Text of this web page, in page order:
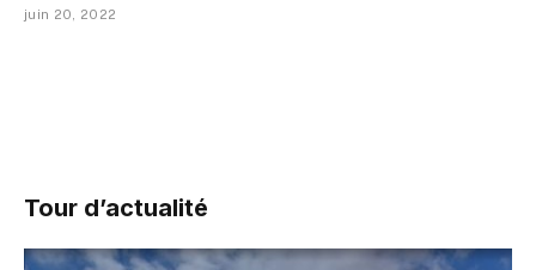
juin 20, 2022
Tour d’actualité